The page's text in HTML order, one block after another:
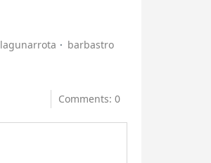
lagunarrota
barbastro
Comments: 0